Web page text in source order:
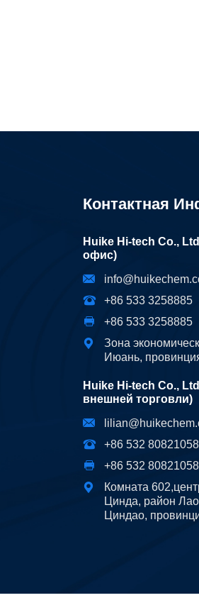
Контактная
Huike Hi-tech Co.,
офис)
+86 533 3258885
+86 533 3258885
Зона
Июань,
Huike Hi-tech Co.,
внешней торговли)
+86 532 80821058
+86 532 80821058
Комната
Цинда, район
Циндао,